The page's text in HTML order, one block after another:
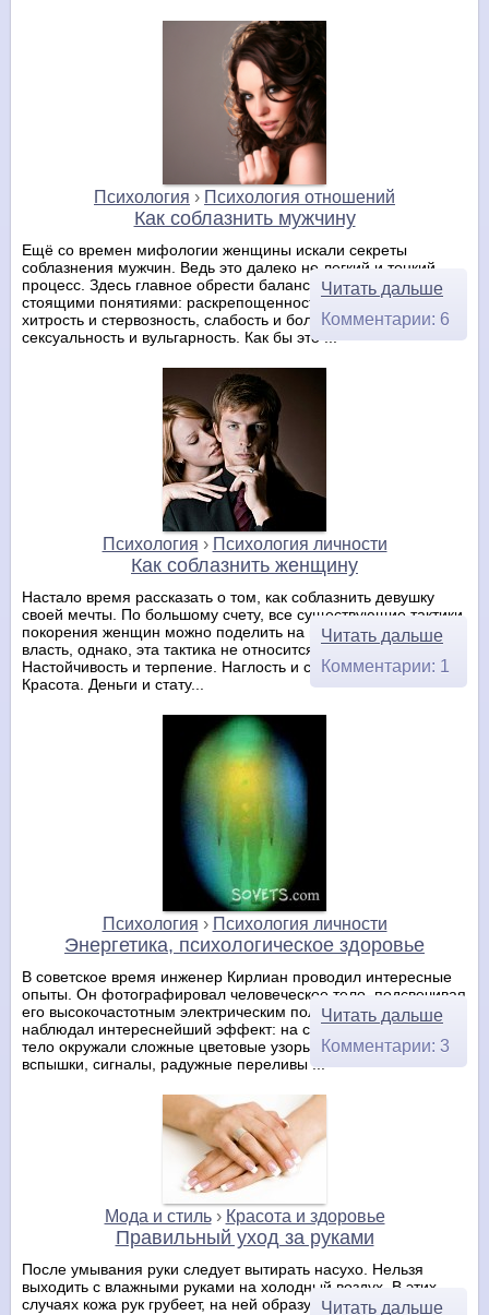
Психология › Психология отношений
Как соблазнить мужчину
Ещё со времен мифологии женщины искали секреты
соблазнения мужчин. Ведь это далеко не легкий и тонкий
процесс. Здесь главное обрести баланс между такими рядом
стоящими понятиями: раскрепощенность и пошлость,
хитрость и стервозность, слабость и болезненность,
сексуальность и вульгарность. Как бы это ...
Читать дальше
Комментарии: 6
Психология › Психология личности
Как соблазнить женщину
Настало время рассказать о том, как соблазнить девушку
своей мечты. По большому счету, все существующие тактики
покорения женщин можно поделить на шесть видов. Сила и
власть, однако, эта тактика не относится к соблазнению.
Настойчивость и терпение. Наглость и сексуальность.
Красота. Деньги и стату...
Читать дальше
Комментарии: 1
Психология › Психология личности
Энергетика, психологическое здоровье
В советское время инженер Кирлиан проводил интересные
опыты. Он фотографировал человеческое тело, подсвечивая
его высокочастотным электрическим полем. Инженер
наблюдал интереснейший эффект: на снимках человеческое
тело окружали сложные цветовые узоры. Различные
вспышки, сигналы, радужные переливы ...
Читать дальше
Комментарии: 3
Мода и стиль› Красота и здоровье
Правильный уход за руками
После умывания руки следует вытирать насухо. Нельзя
выходить с влажными руками на холодный воздух. В этих
случаях кожа рук грубеет, на ней образуются ссадины и
Читать дальше